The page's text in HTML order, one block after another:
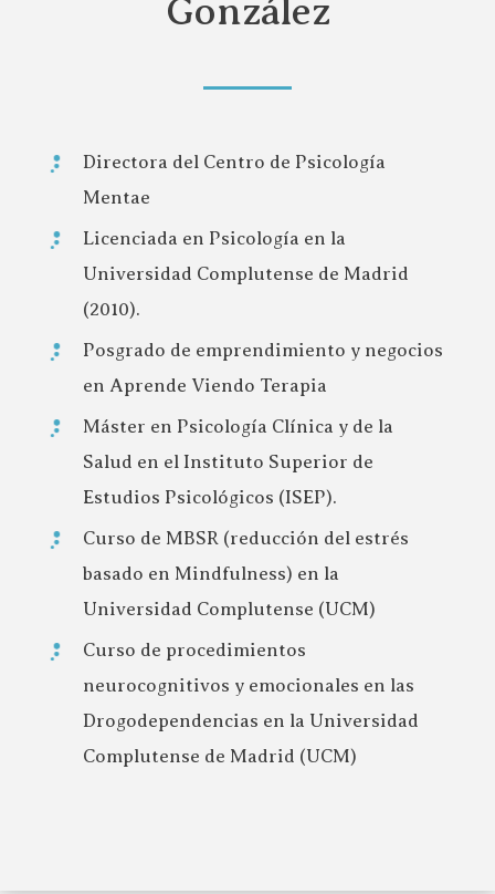
González
Directora del Centro de Psicología
Mentae
Licenciada en Psicología en la
Universidad Complutense de Madrid
(2010).
Posgrado de emprendimiento y negocios
en Aprende Viendo Terapia
Máster en Psicología Clínica y de la
Salud en el Instituto Superior de
Estudios Psicológicos (ISEP).
Curso de MBSR (reducción del estrés
basado en Mindfulness) en la
Universidad Complutense (UCM)
Curso de procedimientos
neurocognitivos y emocionales en las
Drogodependencias en la Universidad
Complutense de Madrid (UCM)